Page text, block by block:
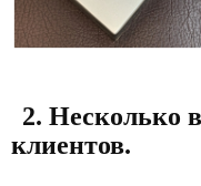
2. Несколько
клиентов.